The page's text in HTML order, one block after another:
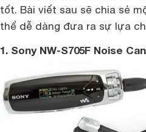
tốt. Bài viết sau sẽ chia sẻ
thể dễ dàng đưa ra sự lựa
1. Sony NW-S705F Noise